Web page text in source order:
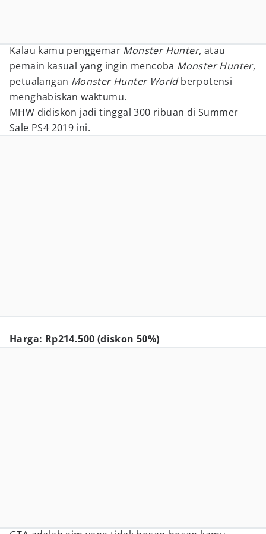
Kalau kamu penggemar Monster Hunter, atau
pemain kasual yang ingin mencoba Monster Hunter,
petualangan Monster Hunter Worldberpotensi
menghabiskan waktumu.
MHW didiskon jadi tinggal 300 ribuan di Summer
Sale PS4 2019 ini.
Harga: Rp214.500 (diskon 50%)